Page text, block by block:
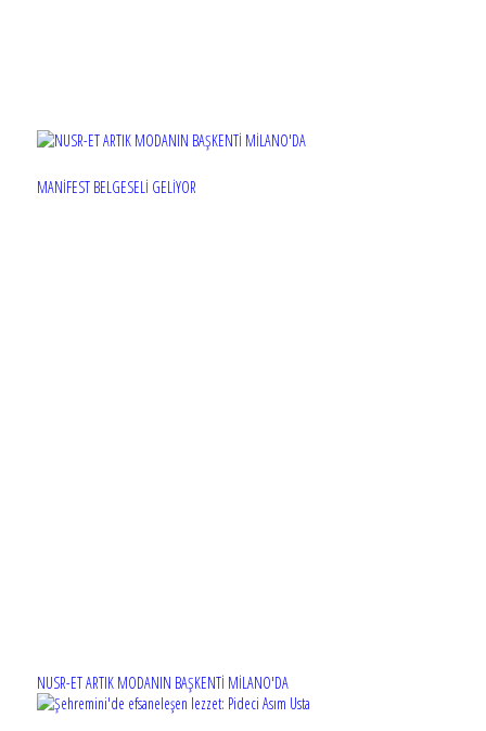
MANİFEST BELGESELİ GELİYOR
NUSR-ET ARTIK MODANIN BAŞKENTİ MİLANO'DA